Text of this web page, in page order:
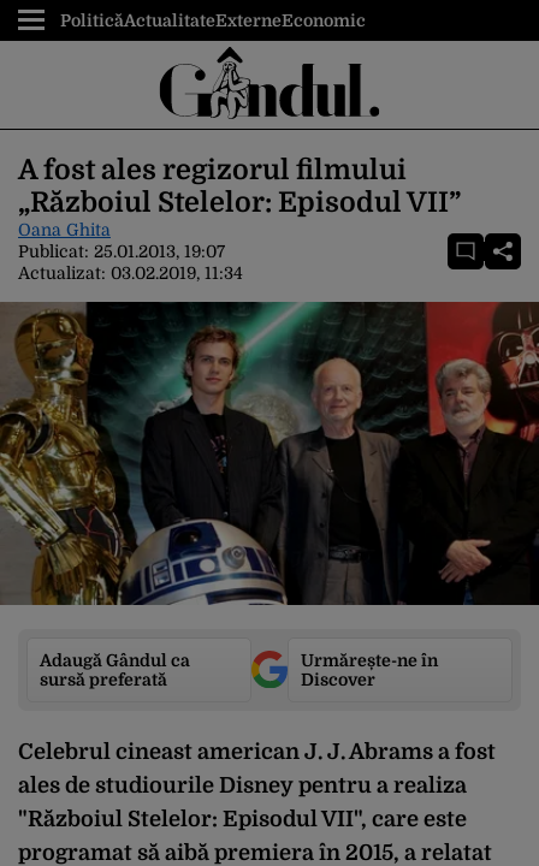
PoliticăActualitateExterneEconomic
A fost ales regizorul filmului
„Războiul Stelelor: Episodul VII”
Oana Ghita
Publicat: 25.01.2013, 19:07
Actualizat: 03.02.2019, 11:34
Adaugă Gândul ca
sursă preferată
Urmărește-ne în
Discover
Celebrul cineast american J. J. Abrams a fost
ales de studiourile Disney pentru a realiza
"Războiul Stelelor: Episodul VII", care este
programat să aibă premiera în 2015, a relatat